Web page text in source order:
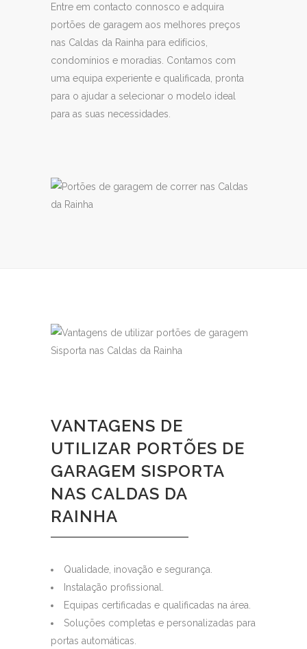
Entre em contacto connosco e adquira
portões de garagem aos melhores preços
nas Caldas da Rainha para edifícios,
condomínios e moradias. Contamos com
uma equipa experiente e qualificada, pronta
para o ajudar a selecionar o modelo ideal
para as suas necessidades.
VANTAGENS DE
UTILIZAR PORTÕES DE
GARAGEM SISPORTA
NAS CALDAS DA
RAINHA
Qualidade, inovação e segurança.
Instalação profissional.
Equipas certificadas e qualificadas na área.
Soluções completas e personalizadas para
portas automáticas.